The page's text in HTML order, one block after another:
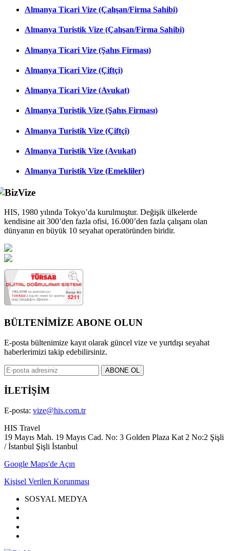
Almanya Ticari Vize (Çalışan/Firma Sahibi)
Almanya Turistik Vize (Çalışan/Firma Sahibi)
Almanya Ticari Vize (Şahıs Firması)
Almanya Ticari Vize (Çiftçi)
Almanya Ticari Vize (Avukat)
Almanya Turistik Vize (Şahıs Firması)
Almanya Turistik Vize (Çiftçi)
Almanya Turistik Vize (Avukat)
Almanya Turistik Vize (Emekliler)
HIS, 1980 yılında Tokyo’da kurulmuştur. Değişik ülkelerde
kendisine ait 300’den fazla ofisi, 16.000’den fazla çalışanı olan
dünyanın en büyük 10 seyahat operatöründen biridir.
BÜLTENİMİZE ABONE OLUN
E-posta bültenimize kayıt olarak güncel vize ve yurtdışı seyahat
haberlerimizi takip edebilirsiniz.
İLETİŞİM
E-posta: vize@his.com.tr
HIS Travel
19 Mayıs Mah. 19 Mayıs Cad. No: 3 Golden Plaza Kat 2 No:2 Şişli
/ İstanbul Şişli İstanbul
Google Maps'de Açın
Kişisel Verilen Korunması
SOSYAL MEDYA